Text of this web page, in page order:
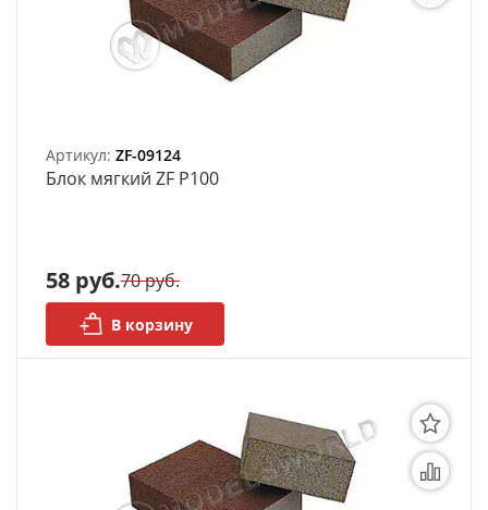
Артикул: ZF-09124
Блок мягкий ZF P100
58 руб.70 руб.
В корзину